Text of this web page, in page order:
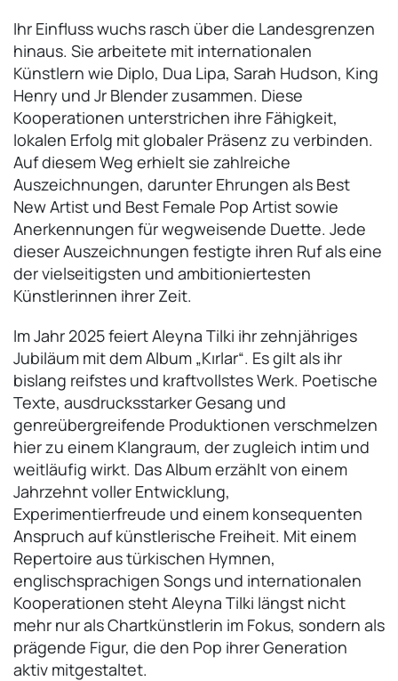
Ihr Einfluss wuchs rasch über die Landesgrenzen
hinaus. Sie arbeitete mit internationalen
Künstlern wie Diplo, Dua Lipa, Sarah Hudson, King
Henry und Jr Blender zusammen. Diese
Kooperationen unterstrichen ihre Fähigkeit,
lokalen Erfolg mit globaler Präsenz zu verbinden.
Auf diesem Weg erhielt sie zahlreiche
Auszeichnungen, darunter Ehrungen als Best
New Artist und Best Female Pop Artist sowie
Anerkennungen für wegweisende Duette. Jede
dieser Auszeichnungen festigte ihren Ruf als eine
der vielseitigsten und ambitioniertesten
Künstlerinnen ihrer Zeit.
Im Jahr 2025 feiert Aleyna Tilki ihr zehnjähriges
Jubiläum mit dem Album „Kırlar“. Es gilt als ihr
bislang reifstes und kraftvollstes Werk. Poetische
Texte, ausdrucksstarker Gesang und
genreübergreifende Produktionen verschmelzen
hier zu einem Klangraum, der zugleich intim und
weitläufig wirkt. Das Album erzählt von einem
Jahrzehnt voller Entwicklung,
Experimentierfreude und einem konsequenten
Anspruch auf künstlerische Freiheit. Mit einem
Repertoire aus türkischen Hymnen,
englischsprachigen Songs und internationalen
Kooperationen steht Aleyna Tilki längst nicht
mehr nur als Chartkünstlerin im Fokus, sondern als
prägende Figur, die den Pop ihrer Generation
aktiv mitgestaltet.